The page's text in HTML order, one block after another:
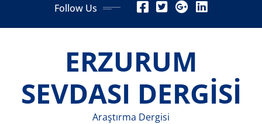
Follow Us
ERZURUM
SEVDASI DERGİSİ
Araştırma Dergisi